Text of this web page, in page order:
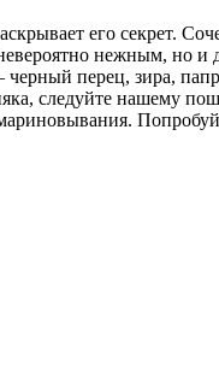
его секрет.
нежным,
перец, зира,
следуйте нашему